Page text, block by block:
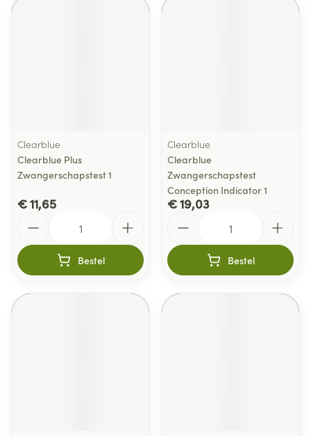
Clearblue
Clearblue Plus
Zwangerschapstest 1
€ 11,65
Bestel
Clearblue
Clearblue
Zwangerschapstest
Conception Indicator 1
€ 19,03
Bestel